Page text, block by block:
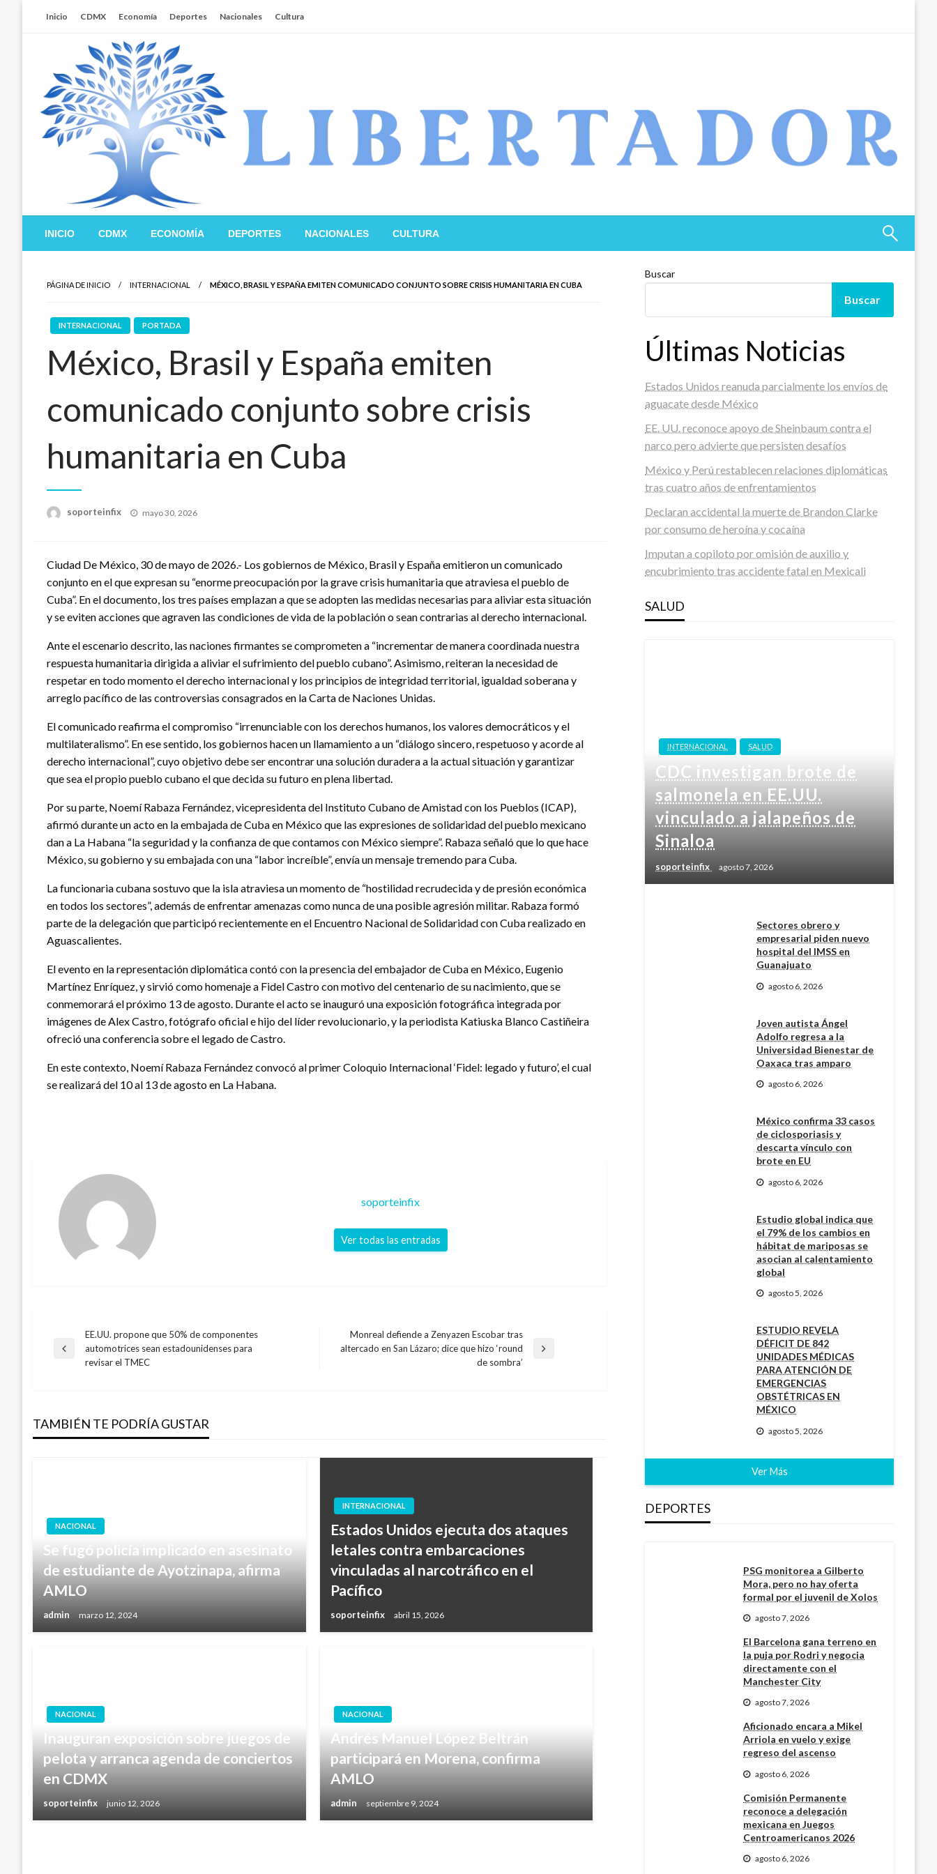
Inicio CDMX Economía Deportes Nacionales Cultura
Libertador MX
INICIO CDMX ECONOMÍA DEPORTES NACIONALES CULTURA
PÁGINA DE INICIO INTERNACIONAL MÉXICO, BRASIL Y ESPAÑA EMITEN COMUNICADO CONJUNTO SOBRE CRISIS HUMANITARIA EN CUBA
INTERNACIONAL PORTADA
México, Brasil y España emiten
comunicado conjunto sobre crisis
humanitaria en Cuba
soporteinfix
Publicado
mayo 30, 2026
Ciudad De México, 30 de mayo de 2026.- Los gobiernos de México, Brasil y España emitieron un comunicado
conjunto en el que expresan su “enorme preocupación por la grave crisis humanitaria que atraviesa el pueblo de
Cuba”. En el documento, los tres países emplazan a que se adopten las medidas necesarias para aliviar esta situación
y se eviten acciones que agraven las condiciones de vida de la población o sean contrarias al derecho internacional.
Ante el escenario descrito, las naciones firmantes se comprometen a “incrementar de manera coordinada nuestra
respuesta humanitaria dirigida a aliviar el sufrimiento del pueblo cubano”. Asimismo, reiteran la necesidad de
respetar en todo momento el derecho internacional y los principios de integridad territorial, igualdad soberana y
arreglo pacífico de las controversias consagrados en la Carta de Naciones Unidas.
El comunicado reafirma el compromiso “irrenunciable con los derechos humanos, los valores democráticos y el
multilateralismo”. En ese sentido, los gobiernos hacen un llamamiento a un “diálogo sincero, respetuoso y acorde al
derecho internacional”, cuyo objetivo debe ser encontrar una solución duradera a la actual situación y garantizar
que sea el propio pueblo cubano el que decida su futuro en plena libertad.
Por su parte, Noemí Rabaza Fernández, vicepresidenta del Instituto Cubano de Amistad con los Pueblos (ICAP),
afirmó durante un acto en la embajada de Cuba en México que las expresiones de solidaridad del pueblo mexicano
dan a La Habana “la seguridad y la confianza de que contamos con México siempre”. Rabaza señaló que lo que hace
México, su gobierno y su embajada con una “labor increíble”, envía un mensaje tremendo para Cuba.
La funcionaria cubana sostuvo que la isla atraviesa un momento de “hostilidad recrudecida y de presión económica
en todos los sectores”, además de enfrentar amenazas como nunca de una posible agresión militar. Rabaza formó
parte de la delegación que participó recientemente en el Encuentro Nacional de Solidaridad con Cuba realizado en
Aguascalientes.
El evento en la representación diplomática contó con la presencia del embajador de Cuba en México, Eugenio
Martínez Enríquez, y sirvió como homenaje a Fidel Castro con motivo del centenario de su nacimiento, que se
conmemorará el próximo 13 de agosto. Durante el acto se inauguró una exposición fotográfica integrada por
imágenes de Alex Castro, fotógrafo oficial e hijo del líder revolucionario, y la periodista Katiuska Blanco Castiñeira
ofreció una conferencia sobre el legado de Castro.
En este contexto, Noemí Rabaza Fernández convocó al primer Coloquio Internacional ‘Fidel: legado y futuro’, el cual
se realizará del 10 al 13 de agosto en La Habana.
soporteinfix
Ver todas las entradas
Navegación
entradas
Entrada
anterior
EE.UU. propone que 50% de componentes
automotrices sean estadounidenses para
revisar el TMEC
Entrada
Monreal defiende a Zenyazen Escobar tras
altercado en San Lázaro; dice que hizo ‘round
de sombra’
TAMBIÉN TE PODRÍA GUSTAR
NACIONAL
Se fugó policía implicado en asesinato
de estudiante de Ayotzinapa, afirma
AMLO
admin marzo 12, 2024
INTERNACIONAL
Estados Unidos ejecuta dos ataques
letales contra embarcaciones
vinculadas al narcotráfico en el
Pacífico
soporteinfix abril 15, 2026
NACIONAL
Inauguran exposición sobre juegos de
pelota y arranca agenda de conciertos
en CDMX
soporteinfix junio 12, 2026
NACIONAL
Andrés Manuel López Beltrán
participará en Morena, confirma
AMLO
admin septiembre 9, 2024
Buscar
Buscar
Últimas Noticias
Estados Unidos reanuda parcialmente los envíos de
aguacate desde México
EE. UU. reconoce apoyo de Sheinbaum contra el
narco pero advierte que persisten desafíos
México y Perú restablecen relaciones diplomáticas
tras cuatro años de enfrentamientos
Declaran accidental la muerte de Brandon Clarke
por consumo de heroína y cocaína
Imputan a copiloto por omisión de auxilio y
encubrimiento tras accidente fatal en Mexicali
SALUD
INTERNACIONAL SALUD
CDC investigan brote de
salmonela en EE.UU.
vinculado a jalapeños de
Sinaloa
soporteinfix agosto 7, 2026
Sectores obrero y
empresarial piden nuevo
hospital del IMSS en
Guanajuato
agosto 6, 2026
Joven autista Ángel
Adolfo regresa a la
Universidad Bienestar de
Oaxaca tras amparo
agosto 6, 2026
México confirma 33 casos
de ciclosporiasis y
descarta vínculo con
brote en EU
agosto 6, 2026
Estudio global indica que
el 79% de los cambios en
hábitat de mariposas se
asocian al calentamiento
global
agosto 5, 2026
ESTUDIO REVELA
DÉFICIT DE 842
UNIDADES MÉDICAS
PARA ATENCIÓN DE
EMERGENCIAS
OBSTÉTRICAS EN
MÉXICO
agosto 5, 2026
Ver Más
DEPORTES
PSG monitorea a Gilberto
Mora, pero no hay oferta
formal por el juvenil de Xolos
agosto 7, 2026
El Barcelona gana terreno en
la puja por Rodri y negocia
directamente con el
Manchester City
agosto 7, 2026
Aficionado encara a Mikel
Arriola en vuelo y exige
regreso del ascenso
agosto 6, 2026
Comisión Permanente
reconoce a delegación
mexicana en Juegos
Centroamericanos 2026
agosto 6, 2026